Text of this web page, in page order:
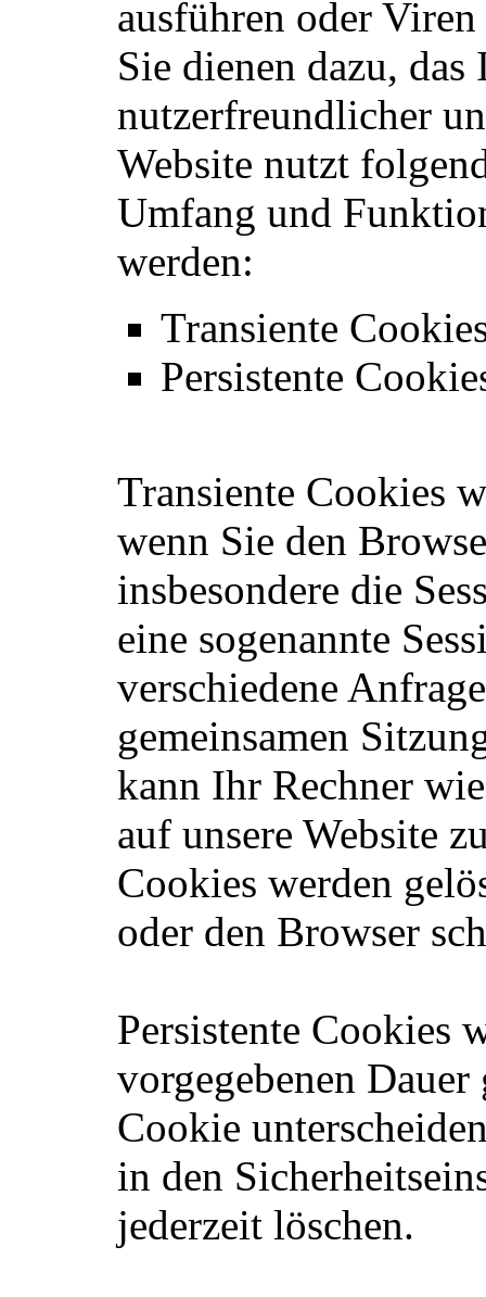
ausführen oder
Sie dienen dazu,
nutzerfreundlicher
Website nutzt
Umfang und
werden:
Transiente
Persistente
Transiente Cookies
wenn Sie den
insbesondere die
eine sogenannte
verschiedene
gemeinsamen
kann Ihr Rechner
auf unsere Website
Cookies werden
oder den Browser
Persistente Cookies
vorgegebenen
Cookie
in den
jederzeit löschen.